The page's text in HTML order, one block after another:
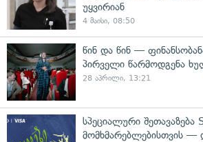
უყვირიან
4 მაისი, 08:50
წინ და წინ —
პირველი წარმოდგენა
28 აპრილი, 13:21
სპეციალური შეთავაზება
მომხმარებლებისთვის —